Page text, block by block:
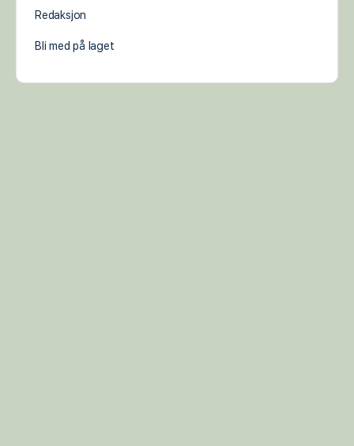
Redaksjon
Bli med på laget